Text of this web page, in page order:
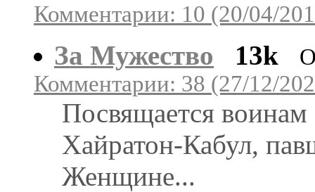
Комментарии: 10 (20/04/
За Мужество 13k
Комментарии: 38 (27/12/
Посвящается воинам
Хайратон-Кабул,
Женщине...